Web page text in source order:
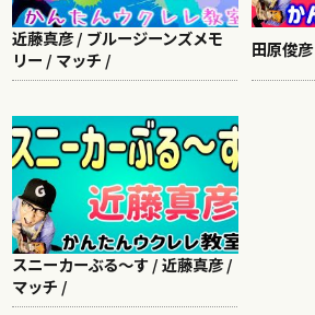
近藤真彦 / ブルージーンズメモ
リー / マッチ /
田原俊
スニーカーぶる～す / 近藤真彦 /
マッチ /